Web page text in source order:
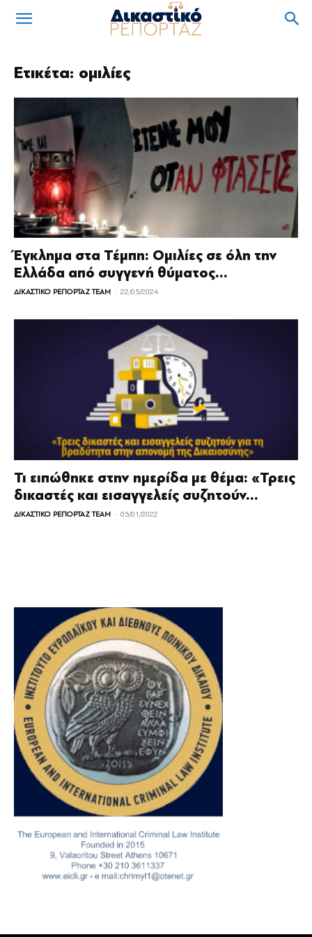
Ετικέτα: ομιλίες
Έγκλημα στα Τέμπη: Ομιλίες σε όλη την
Ελλάδα από συγγενή θύματος...
ΔΙΚΑΣΤΙΚΟ ΡΕΠΟΡΤΑΖ TEAM - 22/05/2024
Τι ειπώθηκε στην ημερίδα με θέμα: «Τρεις
δικαστές και εισαγγελείς συζητούν...
ΔΙΚΑΣΤΙΚΟ ΡΕΠΟΡΤΑΖ TEAM - 05/01/2022